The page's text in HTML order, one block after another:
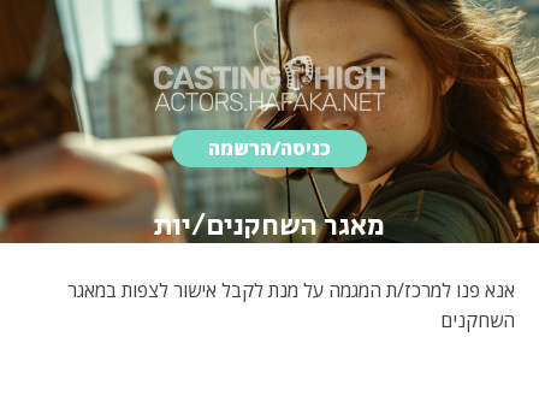
כניסה/הרשמה
מאגר השחקנים/יות
אנא פנו למרכז/ת המגמה על מנת לקבל אישור לצפות במאגר
השחקנים